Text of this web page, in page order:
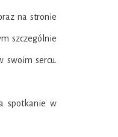
na stronie
szczególnie
swoim sercu.
spotkanie w